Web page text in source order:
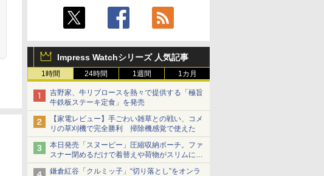
Impress Watchシリーズ 人気記事
1時間 24時間 1週間 1カ月
吉野家、牛リブロースを熱々で提供する「極旨
牛鉄板ステーキ定食」を発売
【家電レビュー】手ごわい雑草との戦い、コメ
リの草刈機で完全勝利 掃除機感覚で使えた
本日発売「スヌーピー」圧縮収納ポーチ。ファ
スナー閉めるだけで着替えや荷物がスリムにま
とまる
鎌倉紅谷「クルミッ子」“切り落とし”をオンラ